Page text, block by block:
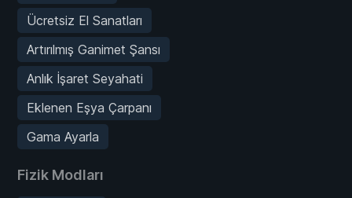
Ücretsiz El Sanatları
Artırılmış Ganimet Şansı
Anlık İşaret Seyahati
Eklenen Eşya Çarpanı
Gama Ayarla
Fizik Modları